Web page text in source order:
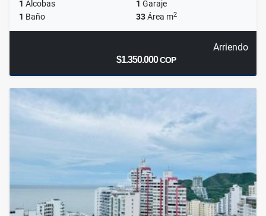
1 Alcobas 1 Garaje
1 Baño 33Área m2
Arriendo
$1.350.000COP